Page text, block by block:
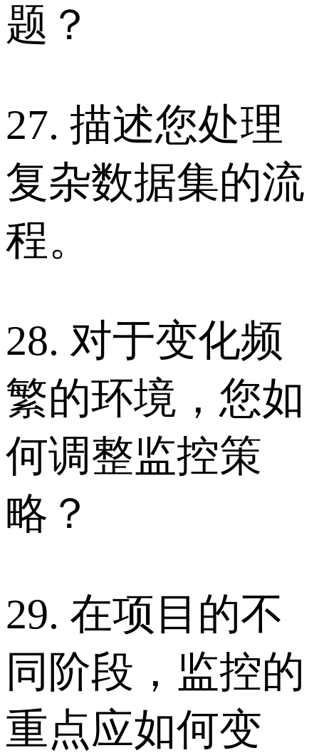
题？
27. 描述您处理
复杂数据集的流
程。
28. 对于变化频
繁的环境，您如
何调整监控策
略？
29. 在项目的不
同阶段，监控的
重点应如何变